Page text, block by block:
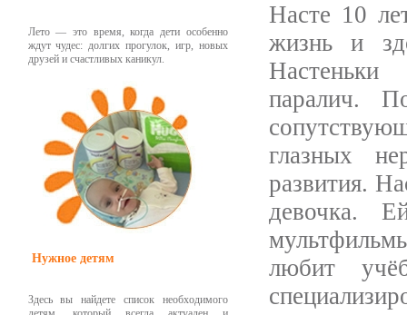
Лето — это время, когда дети особенно
ждут чудес: долгих прогулок, игр, новых
друзей и счастливых каникул.
Нужное детям
Здесь вы найдете список необходимого
Насте 10
жизнь и
Настеньки
паралич.
глазных
развития.
девочка.
любит